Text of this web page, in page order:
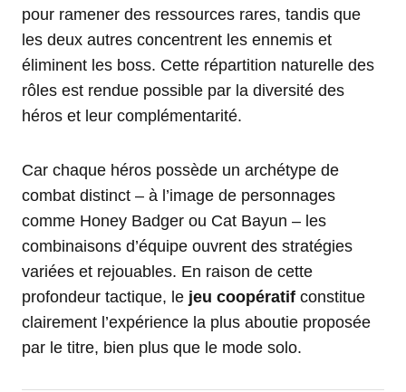
pour ramener des ressources rares, tandis que
les deux autres concentrent les ennemis et
éliminent les boss. Cette répartition naturelle des
rôles est rendue possible par la diversité des
héros et leur complémentarité.
Car chaque héros possède un archétype de
combat distinct – à l’image de personnages
comme Honey Badger ou Cat Bayun – les
combinaisons d’équipe ouvrent des stratégies
variées et rejouables. En raison de cette
profondeur tactique, le jeu coopératif constitue
clairement l’expérience la plus aboutie proposée
par le titre, bien plus que le mode solo.